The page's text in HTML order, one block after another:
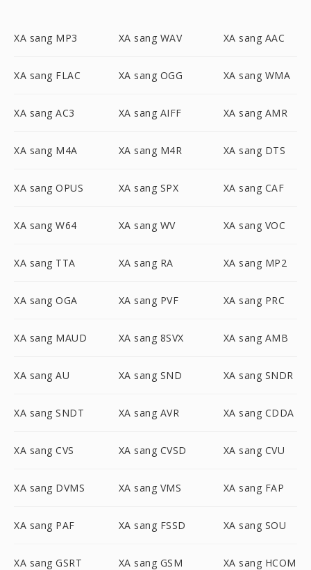
XA sang MP3 XA sang WAV XA sang AAC
XA sang FLAC XA sang OGG XA sang WMA
XA sang AC3 XA sang AIFF XA sang AMR
XA sang M4A XA sang M4R XA sang DTS
XA sang OPUS XA sang SPX XA sang CAF
XA sang W64 XA sang WV XA sang VOC
XA sang TTA XA sang RA XA sang MP2
XA sang OGA XA sang PVF XA sang PRC
XA sang MAUD XA sang 8SVX XA sang AMB
XA sang AU XA sang SND XA sang SNDR
XA sang SNDT XA sang AVR XA sang CDDA
XA sang CVS XA sang CVSD XA sang CVU
XA sang DVMS XA sang VMS XA sang FAP
XA sang PAF XA sang FSSD XA sang SOU
XA sang GSRT XA sang GSM XA sang HCOM